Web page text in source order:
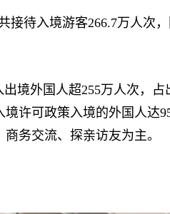
待入境游客266.7万人次，
外国人超255万人次，占
境许可政策入境的外国人达
务交流、探亲访友为主。